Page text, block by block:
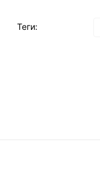
Теги: